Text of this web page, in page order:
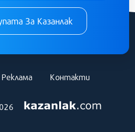
За Казанлак
Реклама Контакти